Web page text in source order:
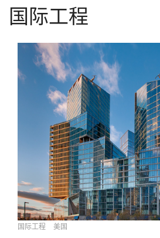
国际工程
国际工程 美国